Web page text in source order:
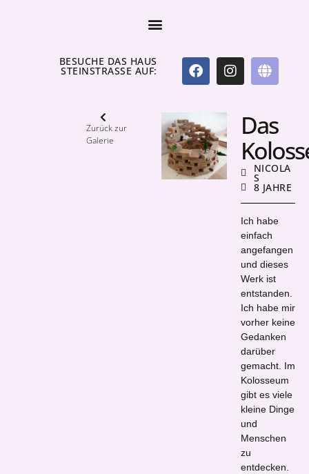
BESUCHE DAS HAUS
STEINSTRASSE AUF:
Zurück zur
Galerie
Das
NICOLA
S
8 JAHRE
Ich habe
einfach
angefangen
und dieses
Werk ist
entstanden.
Ich habe mir
vorher keine
Gedanken
darüber
gemacht. Im
Kolosseum
gibt es viele
kleine Dinge
und
Menschen
zu
entdecken.